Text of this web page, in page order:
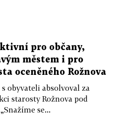
pro občany,
městem i pro
oceněného Rožnova
obyvateli absolvoval za
starosty Rožnova pod
se...